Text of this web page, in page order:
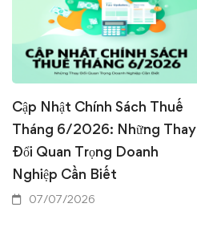
Cập Nhật Chính Sách Thuế
Tháng 6/2026: Những Thay
Đổi Quan Trọng Doanh
Nghiệp Cần Biết
07/07/2026